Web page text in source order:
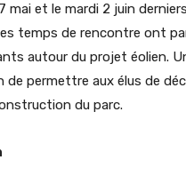
et le mardi 2 juin
temps de rencontre ont
autour du projet éolien.
de permettre aux élus de
du parc.